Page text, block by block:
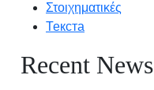
Στοιχηματικές
Текста
Recent News